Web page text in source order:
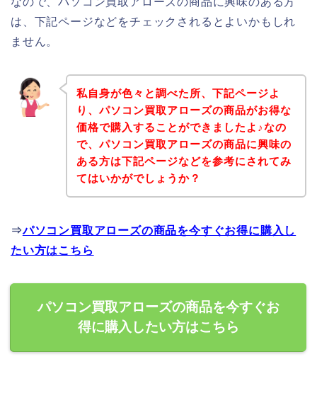
は、下記ページなどをチェックされるとよいかもしれ
ません。
私自身が色々と調べた所、下記ページよ
り、パソコン買取アローズの商品がお得な
価格で購入することができましたよ♪なの
で、パソコン買取アローズの商品に興味の
ある方は下記ページなどを参考にされてみ
てはいかがでしょうか？
⇒パソコン買取アローズの商品を今すぐお得に購入し
たい方はこちら
パソコン買取アローズの商品を今すぐお
得に購入したい方はこちら